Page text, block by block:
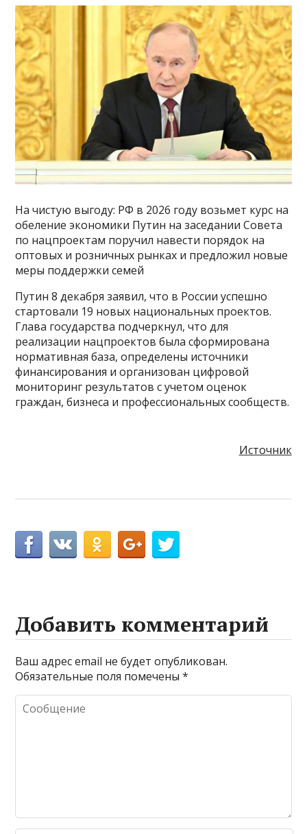
На чистую выгоду: РФ в 2026 году возьмет курс на
обеление экономики Путин на заседании Совета
по нацпроектам поручил навести порядок на
оптовых и розничных рынках и предложил новые
меры поддержки семей
Путин 8 декабря заявил, что в России успешно
стартовали 19 новых национальных проектов.
Глава государства подчеркнул, что для
реализации нацпроектов была сформирована
нормативная база, определены источники
финансирования и организован цифровой
мониторинг результатов с учетом оценок
граждан, бизнеса и профессиональных сообществ.
Источник
Добавить комментарий
Ваш адрес email не будет опубликован.
Обязательные поля помечены*